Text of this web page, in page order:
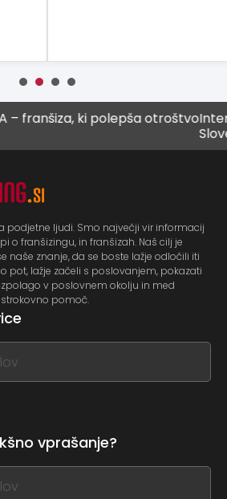
ki polepša otroštvo
Sloveniji
podjetne ljudi. Smo največji vir informacij
o franšizingu, in franšizah. Naš cilj je
naše znanje, da se boste lažje odločili iti
pot, lažje začeli s poslovanjem, pokazati
v poslovnem okolju in med
pomoč.
vprašanje?